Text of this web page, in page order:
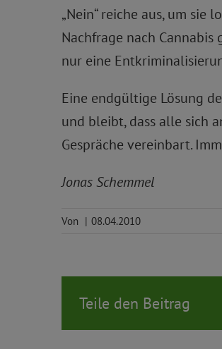
„Nein“ reiche aus, um sie
Nachfrage nach
nur eine
Eine endgültige Lösung
und bleibt, dass alle sich
Gespräche vereinbart.
Jonas Schemmel
Von | 08.04.2010
Teile den Beitrag